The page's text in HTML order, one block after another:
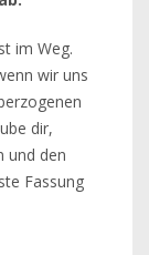
im Weg.
wir uns
dir,
und den
Fassung